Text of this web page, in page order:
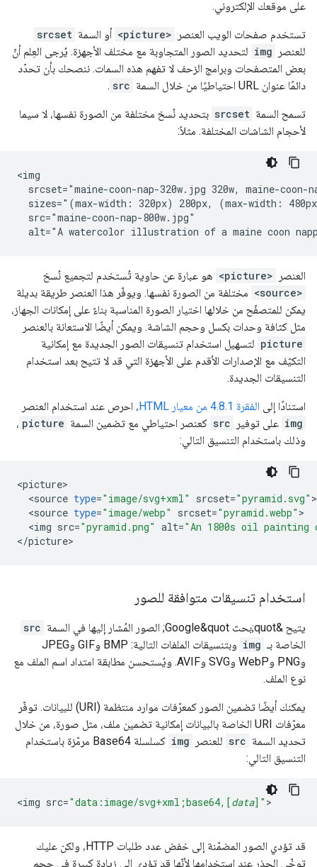
على موقعك الإلكتروني.
تستخدم صفحات الويب العنصر <picture> أو السمة srcset
للعنصر
img لتحديد الصور المتجاوبة مع مختلف الأجهزة. يُرجى العِلم أنّ
بعض المتصفحات وبرامج الزحف لا تفهم هذه السمات. ننصحك بأن تحدّد
دائمًا عنوان URL احتياطيًا من خلال السمة
src
.
تسمح السمة srcset بتحديد نُسخ مختلفة من الصورة نفسها، لا سيما
لأحجام الشاشات المختلفة. مثلاً:
<img
srcset="maine-coon-nap-320w.jpg 320w, maine-
sizes="(max-width: 320px) 280px, (max-width:
  src="maine-coon-nap-800w.jpg"
alt="A watercolor illustration of a maine coon
العنصر <picture> هو عبارة عن حاوية تُستخدم لتجميع نُسخ
<source> مختلفة من الصورة نفسها. ويوفّر هذا العنصر طريقة بديلة
يمكن للمتصفّح من خلالها اختيار الصورة المناسبة بناءً على إمكانات الجهاز،
مثل كثافة وحدات بكسل وحجم الشاشة. ويمكن أيضًا الاستعانة بالعنصر
picture لتسهيل استخدام تنسيقات الصور الجديدة مع إمكانية
التكيّف مع الإصدارات الأقدم على الأجهزة التي قد لا تتيح بعد استخدام
التنسيقات الجديدة.
استنادًا إلى الفقرة 4.8.1 من معيار HTML
، احرص عند استخدام العنصر
img على توفير src كعنصر احتياطي مع تضمين السمة picture ،
وذلك باستخدام التنسيق التالي:
<picture
<source type="image/svg+xml" srcset="pyramid.svg"
<source type="image/webp" srcset="pyramid.webp"
<img src="pyramid.png" alt="An 1800s oil painting
</picture>
استخدام تنسيقات متوافقة للصور
يتيح &quot;بحث Google&quot; الصور المُشار إليها في السمة
src
الخاصة بـ img
وبتنسيقات الملفات التالية: ‫BMP وGIF وJPEG
وPNG وWebP وSVG وAVIF. ويُستحسن مطابقة امتداد اسم الملف مع
نوع الملف.
يمكنك أيضًا تضمين الصور كمعرّفات موارد منتظمة (URI) للبيانات. توفّر
معرّفات URI الخاصة بالبيانات إمكانية تضمين ملف، مثل صورة، من خلال
تحديد السمة src للعنصر img
كسلسلة Base64 مرمّزة باستخدام
التنسيق التالي:
<img src="data:image/svg+xml;base64,[data]" >
قد تؤدي الصور المضمّنة إلى خفض عدد طلبات HTTP، ولكن عليك
توخّي الحذر عند استخدامها لأنّها قد تؤدي إلى زيادة كبيرة في حجم